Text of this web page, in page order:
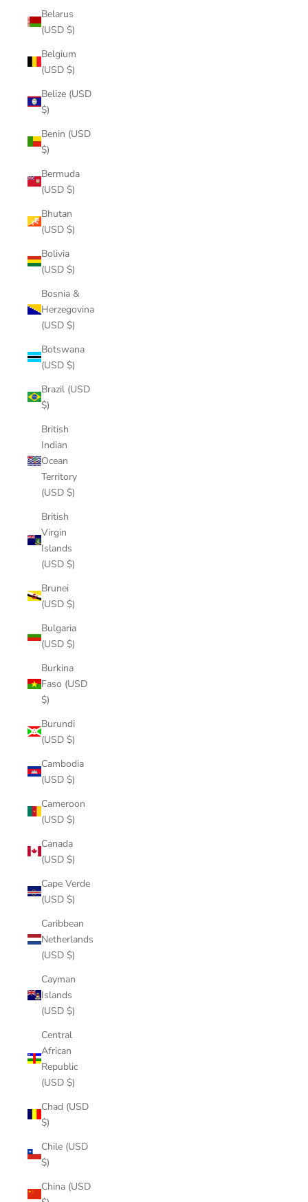
Belarus
(USD $)
Belgium
(USD $)
Belize (USD
$)
Benin (USD
$)
Bermuda
(USD $)
Bhutan
(USD $)
Bolivia
(USD $)
Bosnia &
Herzegovina
(USD $)
Botswana
(USD $)
Brazil (USD
$)
British
Indian
Ocean
Territory
(USD $)
British
Virgin
Islands
(USD $)
Brunei
(USD $)
Bulgaria
(USD $)
Burkina
Faso (USD
$)
Burundi
(USD $)
Cambodia
(USD $)
Cameroon
(USD $)
Canada
(USD $)
Cape Verde
(USD $)
Caribbean
Netherlands
(USD $)
Cayman
Islands
(USD $)
Central
African
Republic
(USD $)
Chad (USD
$)
Chile (USD
$)
China (USD